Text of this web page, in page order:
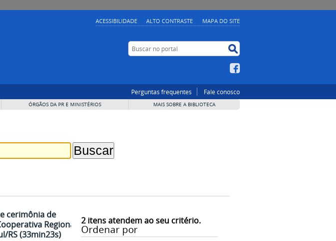
ACESSIBILIDADE ALTO CONTRASTE MAPA DO SITE
Buscar no portal
Perguntas frequentes Fale conosco
ÓRGÃOS DA PR E MINISTÉRIOS MAIS SOBRE A BIBLIOTECA
2itens atendem ao seu critério.
Ordenar por
cerimônia de
Regional
RS (33min23s)